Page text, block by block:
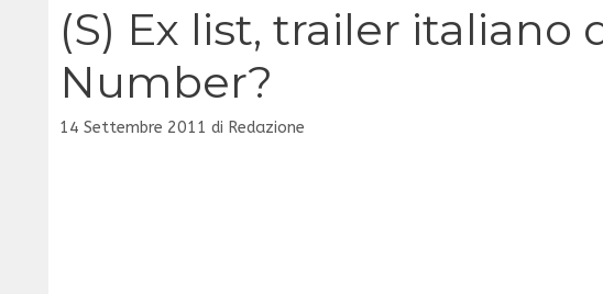
(S) Ex list, trailer italiano
Number?
14 Settembre 2011 di Redazione